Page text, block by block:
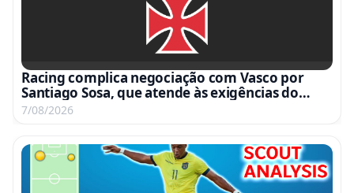
Racing complica negociação com Vasco por
Santiago Sosa, que atende às exigências do
clube argentino
7/08/2026